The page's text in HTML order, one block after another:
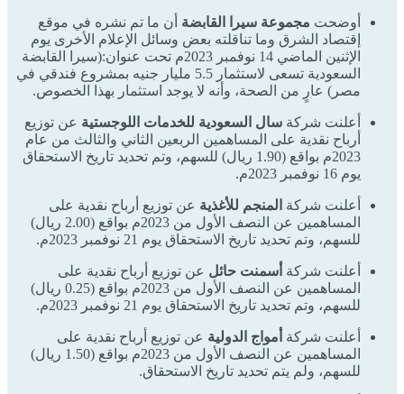
أوضحت مجموعة سيرا القابضة أن ما تم نشره في موقع
إقتصاد الشرق وما تناقلته بعض وسائل الإعلام الأخرى يوم
الإثنين الماضي 14 نوفمبر 2023م تحت عنوان:(سيرا القابضة
السعودية تسعى لاستثمار 5.5 مليار جنيه بمشروع فندقي في
مصر) عارٍ من الصحة، وأنه لا يوجد استثمار بهذا الخصوص.
أعلنت شركة سال السعودية للخدمات اللوجستية عن توزيع
أرباح نقدية على المساهمين الربعين الثاني والثالث من عام
2023م بواقع (1.90 ريال) للسهم، وتم تحديد تاريخ الاستحقاق
يوم 16 نوفمبر 2023م.
أعلنت شركة المنجم للأغذية عن توزيع أرباح نقدية على
المساهمين عن النصف الأول من 2023م بواقع (2.00 ريال)
للسهم، وتم تحديد تاريخ الاستحقاق يوم 21 نوفمبر 2023م.
أعلنت شركة أسمنت حائل عن توزيع أرباح نقدية على
المساهمين عن النصف الأول من 2023م بواقع (0.25 ريال)
للسهم، وتم تحديد تاريخ الاستحقاق يوم 21 نوفمبر 2023م.
أعلنت شركة أمواج الدولية عن توزيع أرباح نقدية على
المساهمين عن النصف الأول من 2023م بواقع (1.50 ريال)
للسهم، ولم يتم تحديد تاريخ الاستحقاق.